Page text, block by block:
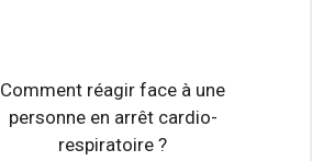
Comment réagir face à une
personne en arrêt cardio-
respiratoire ?